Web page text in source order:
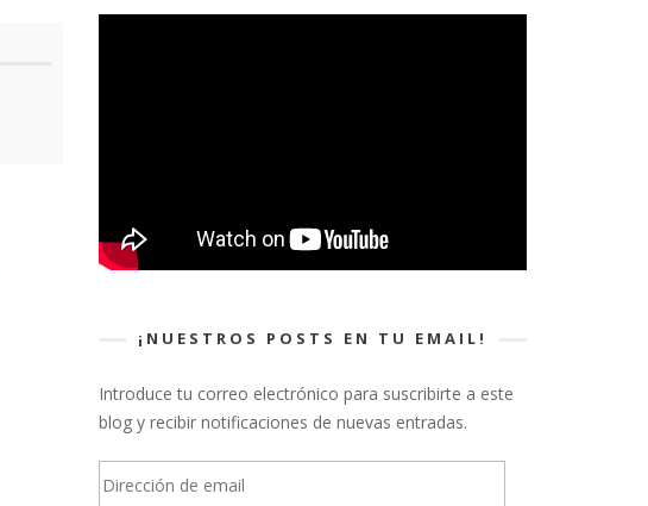
¡NUESTROS POSTS EN TU EMAIL!
Introduce tu correo electrónico para suscribirte a este
blog y recibir notificaciones de nuevas entradas.
Dirección